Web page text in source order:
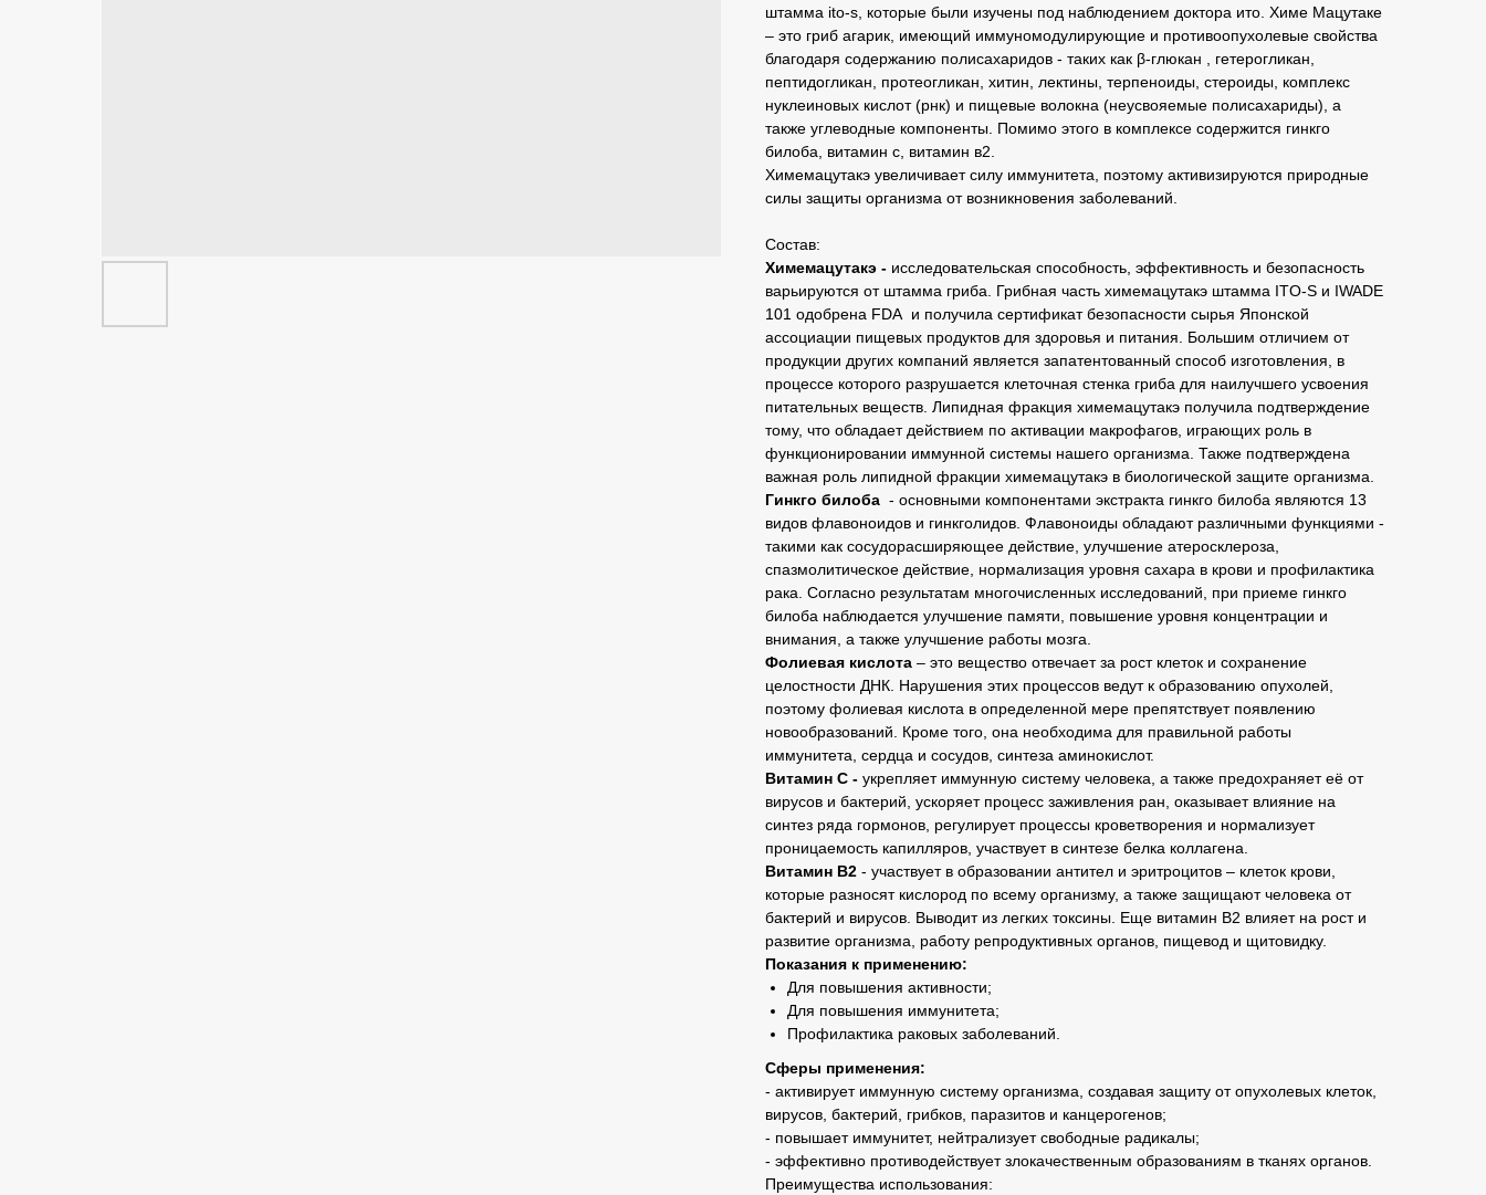
штамма ito-s, которые были изучены под наблюдением доктора ито. Химе Мацутаке
– это гриб агарик, имеющий иммуномодулирующие и противоопухолевые свойства
благодаря содержанию полисахаридов - таких как β-глюкан , гетерогликан,
пептидогликан, протеогликан, хитин, лектины, терпеноиды, стероиды, комплекс
нуклеиновых кислот (рнк) и пищевые волокна (неусвояемые полисахариды), а
также углеводные компоненты. Помимо этого в комплексе содержится гинкго
билоба, витамин с, витамин в2.
Химемацутакэ увеличивает силу иммунитета, поэтому активизируются природные
силы защиты организма от возникновения заболеваний.
Состав:
Химемацутакэ - исследовательская способность, эффективность и безопасность
варьируются от штамма гриба. Грибная часть химемацутакэ штамма ITO-S и IWADE
101 одобрена FDA и получила сертификат безопасности сырья Японской
ассоциации пищевых продуктов для здоровья и питания. Большим отличием от
продукции других компаний является запатентованный способ изготовления, в
процессе которого разрушается клеточная стенка гриба для наилучшего усвоения
питательных веществ. Липидная фракция химемацутакэ получила подтверждение
тому, что обладает действием по активации макрофагов, играющих роль в
функционировании иммунной системы нашего организма. Также подтверждена
важная роль липидной фракции химемацутакэ в биологической защите организма.
Гинкго билоба - основными компонентами экстракта гинкго билоба являются 13
видов флавоноидов и гинкголидов. Флавоноиды обладают различными функциями -
такими как сосудорасширяющее действие, улучшение атеросклероза,
спазмолитическое действие, нормализация уровня сахара в крови и профилактика
рака. Согласно результатам многочисленных исследований, при приеме гинкго
билоба наблюдается улучшение памяти, повышение уровня концентрации и
внимания, а также улучшение работы мозга.
Фолиевая кислота – это вещество отвечает за рост клеток и сохранение
целостности ДНК. Нарушения этих процессов ведут к образованию опухолей,
поэтому фолиевая кислота в определенной мере препятствует появлению
новообразований. Кроме того, она необходима для правильной работы
иммунитета, сердца и сосудов, синтеза аминокислот.
Витамин С - укрепляет иммунную систему человека, а также предохраняет её от
вирусов и бактерий, ускоряет процесс заживления ран, оказывает влияние на
синтез ряда гормонов, регулирует процессы кроветворения и нормализует
проницаемость капилляров, участвует в синтезе белка коллагена.
Витамин В2 - участвует в образовании антител и эритроцитов – клеток крови,
которые разносят кислород по всему организму, а также защищают человека от
бактерий и вирусов. Выводит из легких токсины. Еще витамин В2 влияет на рост и
развитие организма, работу репродуктивных органов, пищевод и щитовидку.
Показания к применению:
Для повышения активности;
Для повышения иммунитета;
Профилактика раковых заболеваний.
Сферы применения:
- активирует иммунную систему организма, создавая защиту от опухолевых клеток,
вирусов, бактерий, грибков, паразитов и канцерогенов;
- повышает иммунитет, нейтрализует свободные радикалы;
- эффективно противодействует злокачественным образованиям в тканях органов.
Преимущества использования: